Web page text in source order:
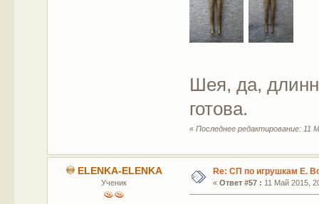
Шея, да,
готова.
«Последнее редактирование: 11
ELENKA-ELENKA
Ученик
Re: СП по игрушкам Е.
« Ответ #57 : 11 Май 2015,